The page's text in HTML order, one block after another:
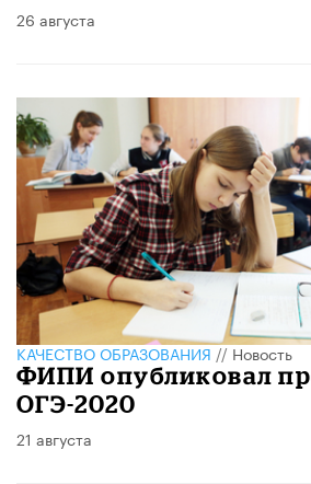
26 августа
КАЧЕСТВО ОБРАЗОВАНИЯ//Новость
ФИПИ опубликовал
ОГЭ-2020
21 августа